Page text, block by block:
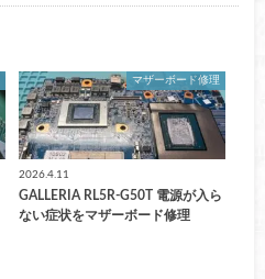
マザーボード修理
2026.4.11
GALLERIA RL5R-G50T 電源が入ら
ない症状をマザーボード修理